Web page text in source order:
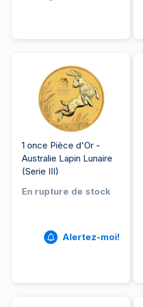
1 once Pièce d'Or -
Australie Lapin Lunaire
(Serie III)
En rupture de stock
Alertez-moi!